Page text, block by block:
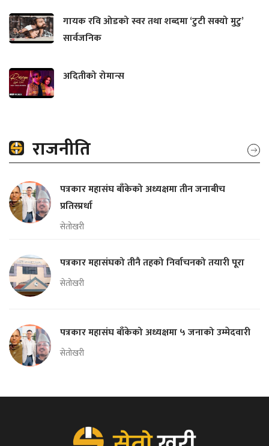
गायक रवि ओडको स्वर तथा शब्दमा ‘टुटी सक्यो मुटु’
सार्वजनिक
अदितीको रोमान्स
राजनीति
पत्रकार महासंघ बाँकेको अध्यक्षमा तीन जनाबीच
प्रतिस्प्रर्धा
सेतोखरी
पत्रकार महासंघको तीनै तहको निर्वाचनको तयारी पूरा
सेतोखरी
पत्रकार महासंघ बाँकेको अध्यक्षमा ५ जनाको उम्मेदवारी
सेतोखरी